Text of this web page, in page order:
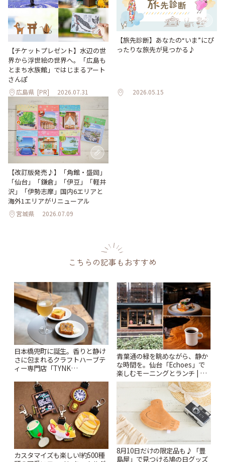
【チケットプレゼント】水辺の世
界から浮世絵の世界へ。「広島も
とまち水族館」ではじまるアート
さんぽ
広島県 [PR] 2026.07.31
【旅先診断】あなたの“いま”にぴ
ったりな旅先が見つかる♪
2026.05.15
【改訂版発売♪】「角館・盛岡」
「仙台」「鎌倉」「伊豆」「軽井
沢」「伊勢志摩」国内6エリアと
海外1エリアがリニューアル
宮城県 2026.07.09
こちらの記事もおすすめ
日本橋兜町に誕生。香りと静け
さに包まれるクラフトハーブテ
ィー専門店「TYNK
青葉通の緑を眺めながら、静か
な時間を。仙台「Echoes」で
楽しむモーニングとランチ | こ
とりっぷ
カスタマイズも楽しい!約500種
8月10日だけの限定品も♪「豊
島屋」で見つける鳩の日グッズ